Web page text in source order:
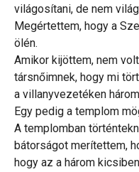
világosítani, de nem
Megértettem, hogy a
ölén.
Amikor kijöttem, nem
társnőimnek, hogy mi
a villanyvezetéken
Egy pedig a templom
A templomban
bátorságot merítettem,
hogy az a három